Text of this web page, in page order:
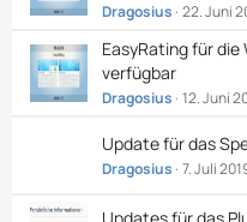
Dragosius 22. Juni
EasyRating für
verfügbar
Dragosius 12. Juni
Update für das
Dragosius 7. Juli